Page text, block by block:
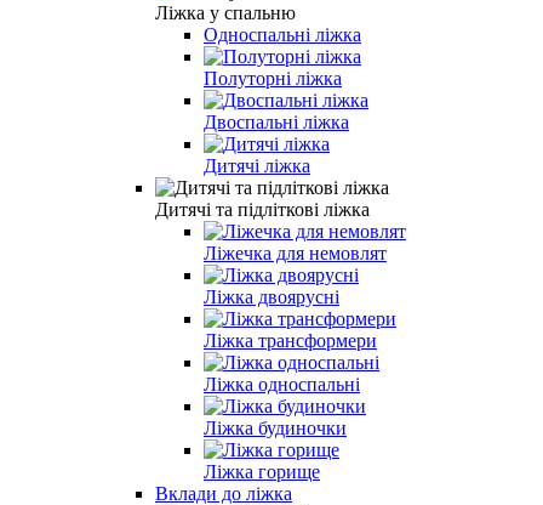
Ліжка у спальню
Односпальні ліжка
Полуторні ліжка
Двоспальні ліжка
Дитячі ліжка
Дитячі та підліткові ліжка
Ліжечка для немовлят
Ліжка двоярусні
Ліжка трансформери
Ліжка односпальні
Ліжка будиночки
Ліжка горище
Вклади до ліжка